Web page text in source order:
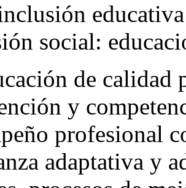
social:
de calidad
y
profesional
adaptativa y